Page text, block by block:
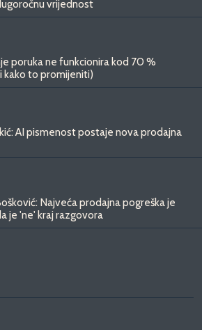
vrijednost
poruka ne funkcionira kod 70 %
kako to promijeniti)
AI pismenost postaje nova prodajna
Najveća prodajna pogreška je
je 'ne' kraj razgovora